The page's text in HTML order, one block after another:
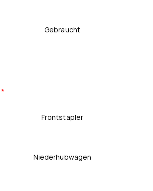
Gebraucht
*
Frontstapler
Niederhubwagen